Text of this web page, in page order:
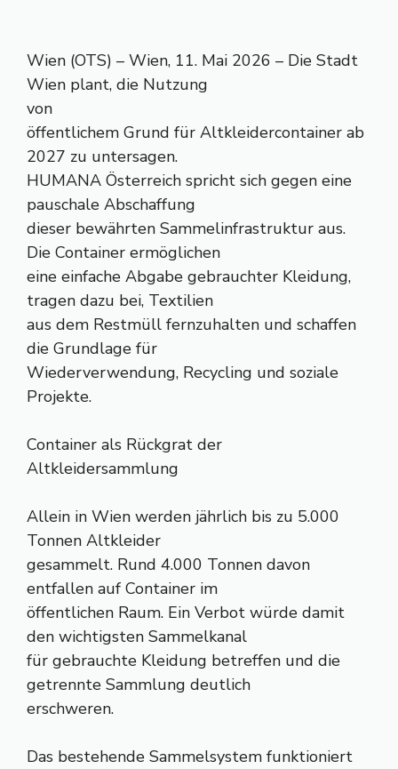
Wien (OTS) – Wien, 11. Mai 2026 – Die Stadt
Wien plant, die Nutzung
von
öffentlichem Grund für Altkleidercontainer ab
2027 zu untersagen.
HUMANA Österreich spricht sich gegen eine
pauschale Abschaffung
dieser bewährten Sammelinfrastruktur aus.
Die Container ermöglichen
eine einfache Abgabe gebrauchter Kleidung,
tragen dazu bei, Textilien
aus dem Restmüll fernzuhalten und schaffen
die Grundlage für
Wiederverwendung, Recycling und soziale
Projekte.
Container als Rückgrat der
Altkleidersammlung
Allein in Wien werden jährlich bis zu 5.000
Tonnen Altkleider
gesammelt. Rund 4.000 Tonnen davon
entfallen auf Container im
öffentlichen Raum. Ein Verbot würde damit
den wichtigsten Sammelkanal
für gebrauchte Kleidung betreffen und die
getrennte Sammlung deutlich
erschweren.
Das bestehende Sammelsystem funktioniert